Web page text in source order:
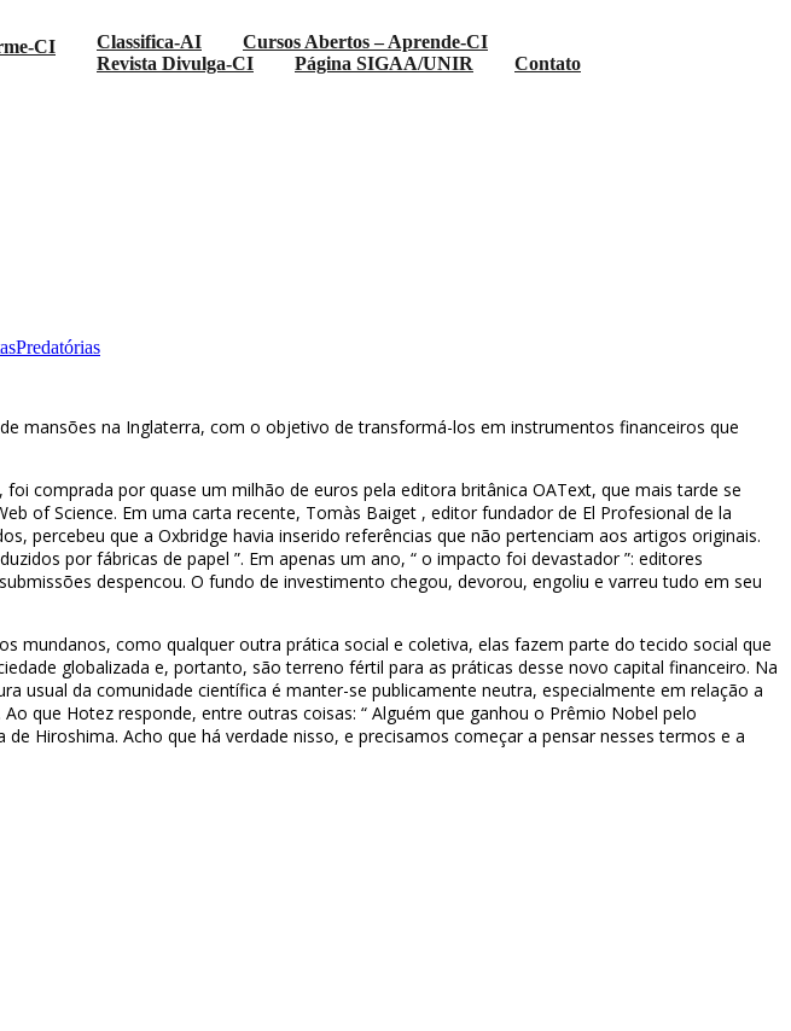
CI Classifica-AI
Cursos Abertos – Aprende-CI
Revista Divulga-CI
Página SIGAA/UNIR Contato
mansões na Inglaterra, com o objetivo de transformá-los em instrumentos financeiros que
comprada por quase um milhão de euros pela editora britânica OAText, que mais tarde se
of Science. Em uma carta recente, Tomàs Baiget , editor fundador de El Profesional de la
percebeu que a Oxbridge havia inserido referências que não pertenciam aos artigos originais.
por fábricas de papel ”. Em apenas um ano, “ o impacto foi devastador ”: editores
despencou. O fundo de investimento chegou, devorou, engoliu e varreu tudo em seu
mundanos, como qualquer outra prática social e coletiva, elas fazem parte do tecido social que
globalizada e, portanto, são terreno fértil para as práticas desse novo capital financeiro. Na
usual da comunidade científica é manter-se publicamente neutra, especialmente em relação a
que Hotez responde, entre outras coisas: “ Alguém que ganhou o Prêmio Nobel pelo
Hiroshima. Acho que há verdade nisso, e precisamos começar a pensar nesses termos e a